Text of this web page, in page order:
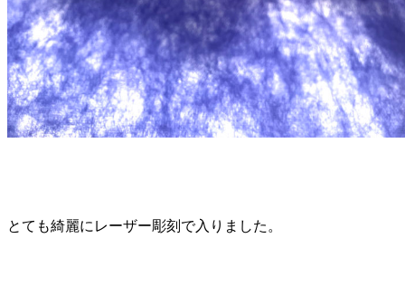
とても綺麗にレーザー彫刻で入りました。